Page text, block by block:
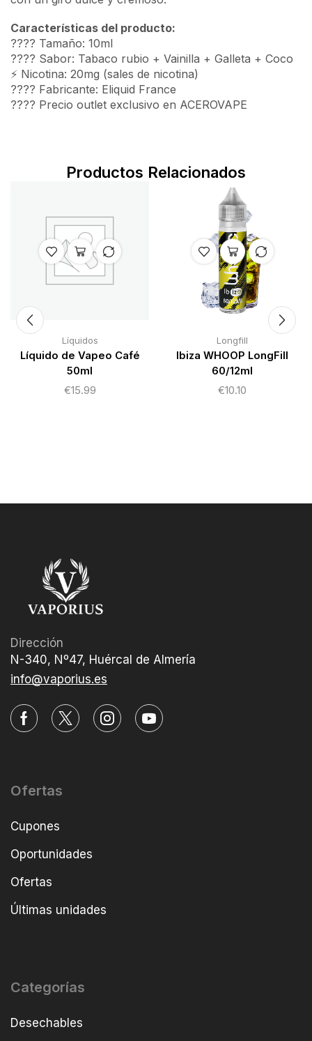
Características del producto:
???? Tamaño: 10ml
???? Sabor: Tabaco rubio + Vainilla + Galleta + Coco
⚡ Nicotina: 20mg (sales de nicotina)
???? Fabricante: Eliquid France
????️ Precio outlet exclusivo en ACEROVAPE
Productos Relacionados
Líquidos
Líquido de Vapeo Café
50ml
€15.99
Longfill
Ibiza WHOOP LongFill
60/12ml
€10.10
Dirección
N-340, Nº47, Huércal de Almería
info@vaporius.es
Ofertas
Cupones
Oportunidades
Ofertas
Últimas unidades
Categorías
Desechables